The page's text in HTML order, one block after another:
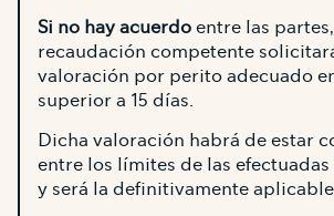
Si no hay acuerdoentre las
recaudación competente
valoración por perito adecuado
superior a 15 días.
Dicha valoración habrá de estar
entre los límites de las
y será la definitivamente